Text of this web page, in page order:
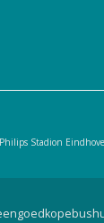
Stadion